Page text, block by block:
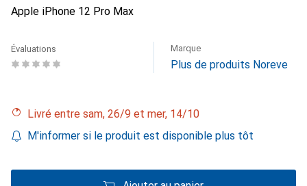
Apple iPhone 12 Pro Max
Évaluations Marque
Plus de produits Noreve
Livré entre sam, 26/9 et mer, 14/10
M'informer si le produit est disponible plus tôt